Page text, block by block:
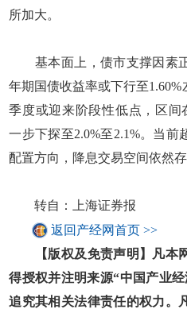
所加大。
基本面上，债市支撑因素正
年期国债收益率或下行至
季度或迎来阶段性低点，区间
一步下探至2.0%至2.1%。当
配置方向，降息交易空间依然
转自：上海证券报
返回产经网首页 >>
【版权及免责声明】凡本
得授权并注明来源“中国产业
追究其相关法律责任的权力。